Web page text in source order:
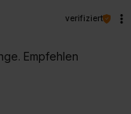
verifiziert
Empfehlen